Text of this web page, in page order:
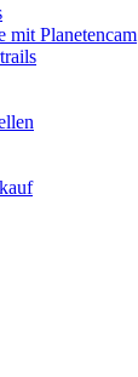
mit Planetencam